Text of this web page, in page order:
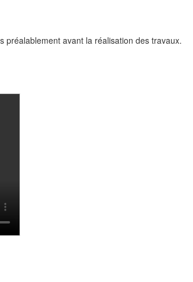
préalablement avant la réalisation des travaux.